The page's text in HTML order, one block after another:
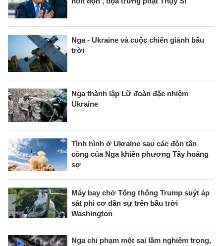
Nga - Ukraine và cuộc chiến giành bầu
trời
Nga thành lập Lữ đoàn đặc nhiệm
Ukraine
Tình hình ở Ukraine sau các đòn tấn
công của Nga khiến phương Tây hoảng
sợ
Máy bay chở Tổng thống Trump suýt áp
sát phi cơ dân sự trên bầu trời
Washington
Nga chỉ phạm một sai lầm nghiêm trọng,